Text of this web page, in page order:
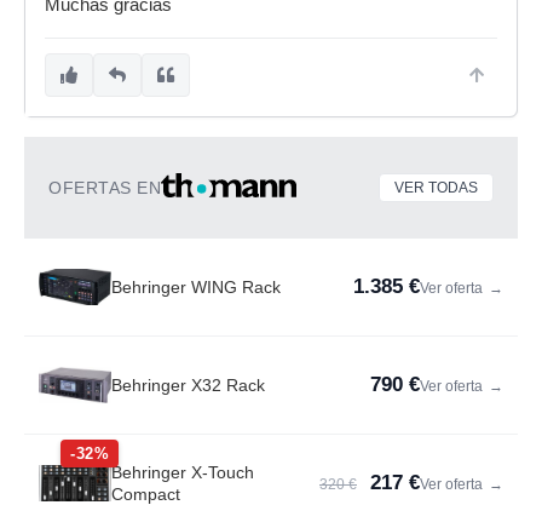
Muchas gracias
OFERTAS EN VER TODAS
Behringer WING Rack 1.385 €Ver oferta →
Behringer X32 Rack 790 €Ver oferta →
-32%
Behringer X-Touch
Compact
320 € 217 €Ver oferta →